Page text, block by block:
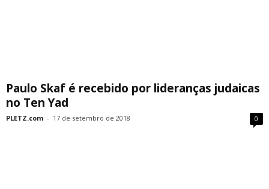
Paulo Skaf é recebido por lideranças judaicas
no Ten Yad
PLETZ.com - 17 de setembro de 2018 0